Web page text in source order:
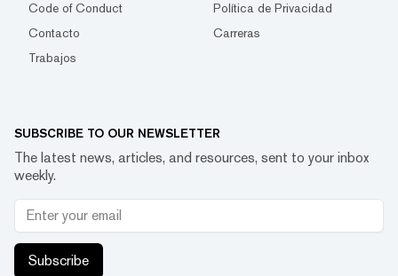
Code of Conduct
Política de Privacidad
Contacto
Carreras
Trabajos
SUBSCRIBE TO OUR NEWSLETTER
The latest news, articles, and resources, sent to your inbox
weekly.
Subscribe